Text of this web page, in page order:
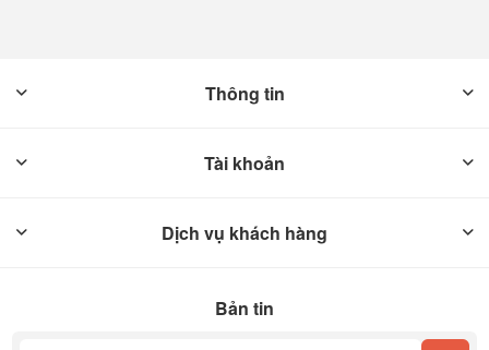
Thông tin
Tài khoản
Dịch vụ khách hàng
Bản tin